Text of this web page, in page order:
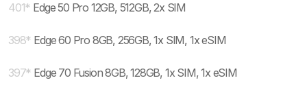
401* Edge 50 Pro 12GB, 512GB, 2x SIM
398* Edge 60 Pro 8GB, 256GB, 1x SIM, 1x eSIM
397* Edge 70 Fusion 8GB, 128GB, 1x SIM, 1x eSIM